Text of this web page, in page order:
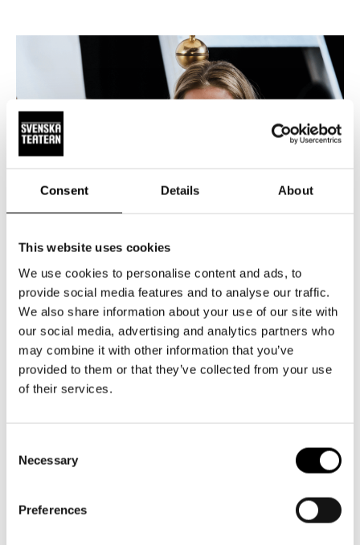
Consent Details About
This website uses cookies
We use cookies to personalise content and ads, to
provide social media features and to analyse our traffic.
We also share information about your use of our site with
our social media, advertising and analytics partners who
may combine it with other information that you’ve
provided to them or that they’ve collected from your use
of their services.
Selection
Necessary
Preferences
Anna-Maria Lipponen
– Anna-Maria Lipponen on suomalainen ohjaaja, näyttelijä
(FIA) ja käsikirjoittaja, joka työskentelee Zürichissä ja
Helsingissä.
– Vuodesta 2018 lähtien hän on rakentanut kansainvälistä
– Lipposen teokset ovat kokonaisuuksia, joissa keskeisessä
äänisuunnittelu.